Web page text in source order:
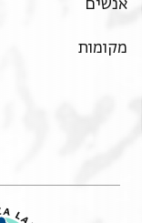
אנשים
מקומות